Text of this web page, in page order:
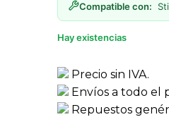
Compatible con:
Hay existencias
Precio sin IVA.
Envíos a todo el
Repuestos